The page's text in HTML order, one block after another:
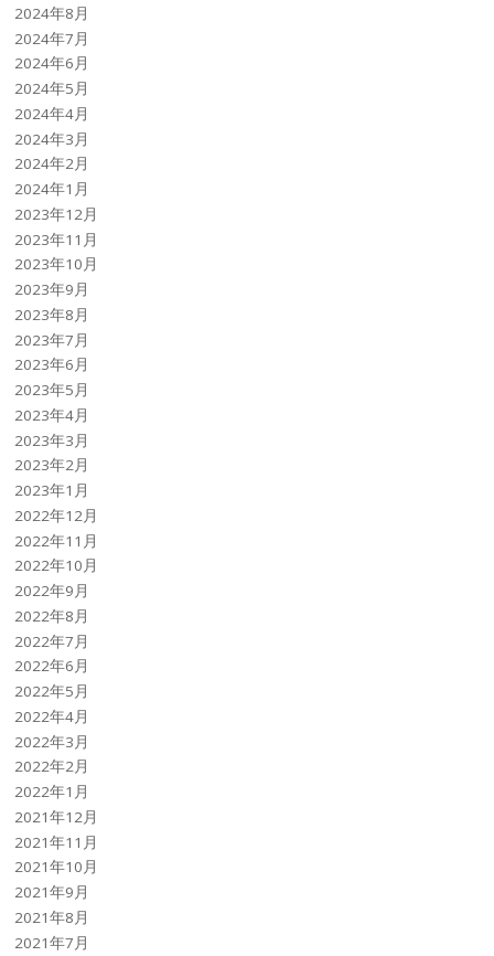
2024年8月
2024年7月
2024年6月
2024年5月
2024年4月
2024年3月
2024年2月
2024年1月
2023年12月
2023年11月
2023年10月
2023年9月
2023年8月
2023年7月
2023年6月
2023年5月
2023年4月
2023年3月
2023年2月
2023年1月
2022年12月
2022年11月
2022年10月
2022年9月
2022年8月
2022年7月
2022年6月
2022年5月
2022年4月
2022年3月
2022年2月
2022年1月
2021年12月
2021年11月
2021年10月
2021年9月
2021年8月
2021年7月